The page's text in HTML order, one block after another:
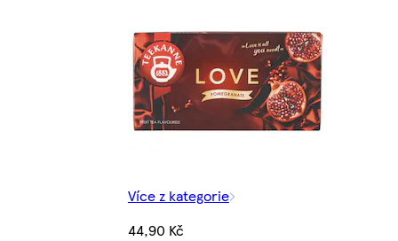
Více z kategorie
44,90 Kč